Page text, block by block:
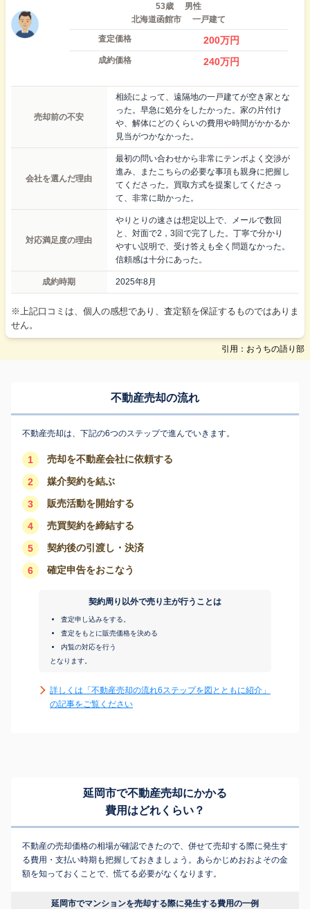
53歳
男性
北海道函館市
一戸建て
査定価格
200万円
成約価格 240万円
売却前の不安
相続によって、遠隔地の一戸建てが空き家とな
った。早急に処分をしたかった。家の片付け
や、解体にどのくらいの費用や時間がかかるか
見当がつかなかった。
会社を選んだ理由
最初の問い合わせから非常にテンポよく交渉が
進み、またこちらの必要な事項も親身に把握し
てくださった。買取方式を提案してくださっ
て、非常に助かった。
対応満足度の理由
やりとりの速さは想定以上で、メールで数回
と、対面で2，3回で完了した。丁寧で分かり
やすい説明で、受け答えも全く問題なかった。
信頼感は十分にあった。
成約時期 2025年8月
※上記口コミは、個人の感想であり、査定額を保証するものではありま
せん。
引用：おうちの語り部
不動産売却の流れ
不動産売却は、下記の6つのステップで進んでいきます。
1 売却を不動産会社に依頼する
2 媒介契約を結ぶ
3 販売活動を開始する
4 売買契約を締結する
5 契約後の引渡し・決済
6 確定申告をおこなう
契約周り以外で売り主が行うことは
査定申し込みをする。
査定をもとに販売価格を決める
内覧の対応を行う
となります。
詳しくは「不動産売却の流れ6ステップを図とともに紹介」
の記事をご覧ください
延岡市で不動産売却にかかる
費用はどれくらい？
不動産の売却価格の相場が確認できたので、併せて売却する際に発生す
る費用・支払い時期も把握しておきましょう。あらかじめおおよその金
額を知っておくことで、慌てる必要がなくなります。
延岡市でマンションを売却する際に発生する費用の一例